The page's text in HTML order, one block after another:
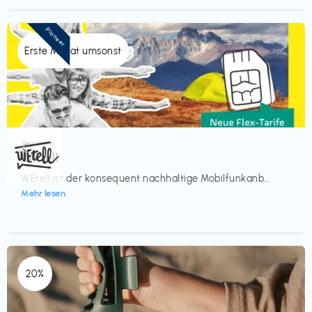
Erste Monat umsonst
Mobilfunk
WEtell
WEtell ist der konsequent nachhaltige Mobilfunkanb...
Mehr lesen
€‎
Pioneer
20%